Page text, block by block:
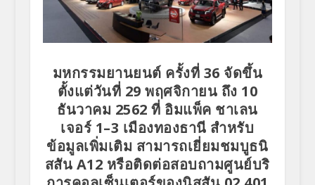
มหกรรมยานยนต์ ครั้งที่ 36 จัดขึ้น
ตั้งแต่วันที่ 29พฤศจิกายน ถึง 10
ธันวาคม 2562ที่ อิมแพ็ค ชาเลน
เจอร์ 1–3 เมืองทองธานี สำหรับ
ข้อมูลเพิ่มเติม สามารถเยี่ยมชมบูธนิ
สสัน A12 หรือติดต่อสอบถามศูนย์บริ